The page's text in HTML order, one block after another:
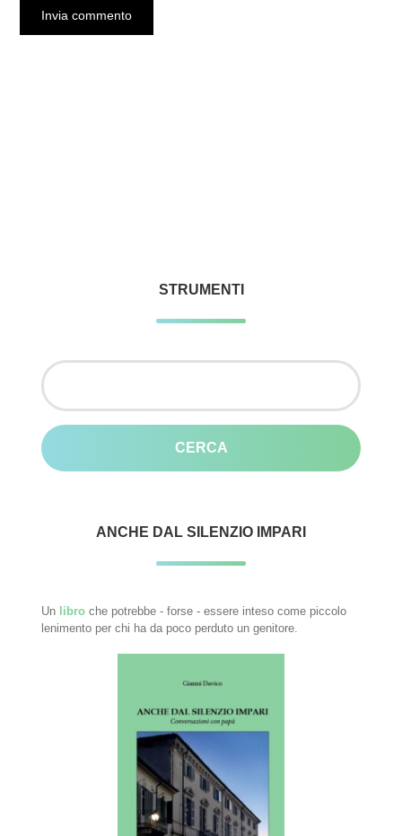
STRUMENTI
Ricerca
ANCHE DAL SILENZIO IMPARI
Un libro che potrebbe - forse - essere inteso come piccolo
lenimento per chi ha da poco perduto un genitore.